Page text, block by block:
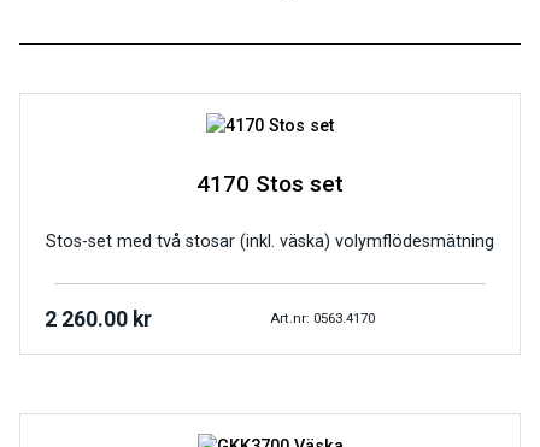
4170 Stos set
Stos-set med två stosar (inkl. väska) volymflödesmätning
2 260.00 kr Art.nr: 0563.4170